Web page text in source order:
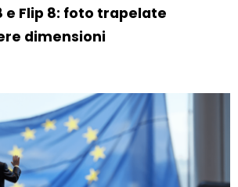
e Flip 8: foto trapelate
dimensioni